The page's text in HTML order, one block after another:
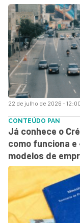
22 de julho de 2026 - 12:00
CONTEÚDO PAN
Já conhece o
como funciona
modelos de